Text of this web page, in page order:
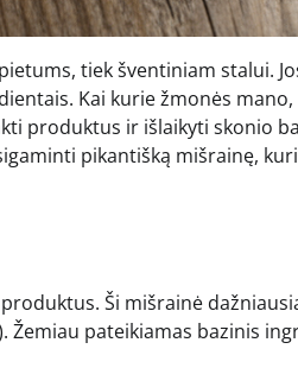
tiek šventiniam stalui.
Kai kurie žmonės mano,
produktus ir išlaikyti skonio
pikantišką mišrainę, kuri
Ši mišrainė
pateikiamas bazinis